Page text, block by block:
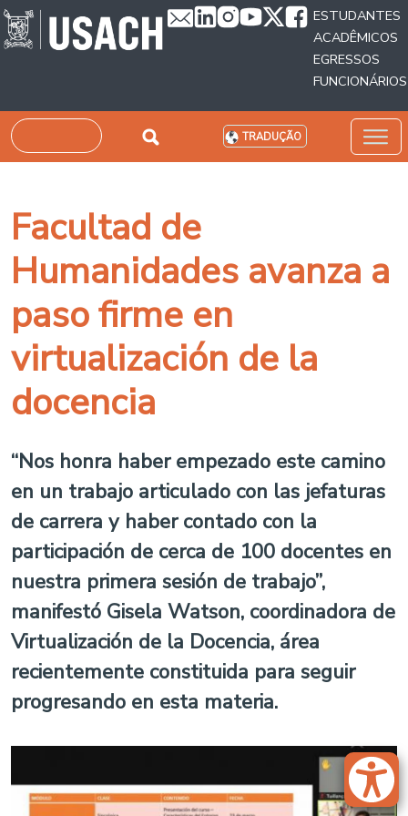
Passar para o conteúdo principal
ESTUDANTES
ACADÊMICOS
EGRESSOS
FUNCIONÁRIOS
Pesquisar TRADUÇÃO
Facultad de
Humanidades avanza a
paso firme en
virtualización de la
docencia
“Nos honra haber empezado este camino
en un trabajo articulado con las jefaturas
de carrera y haber contado con la
participación de cerca de 100 docentes en
nuestra primera sesión de trabajo”,
manifestó Gisela Watson, coordinadora de
Virtualización de la Docencia, área
recientemente constituida para seguir
progresando en esta materia.